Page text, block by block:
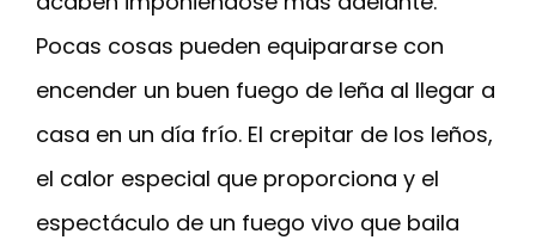
Pocas cosas pueden equipararse con
encender un buen fuego de leña al llegar a
casa en un día frío. El crepitar de los leños,
el calor especial que proporciona y el
espectáculo de un fuego vivo que baila